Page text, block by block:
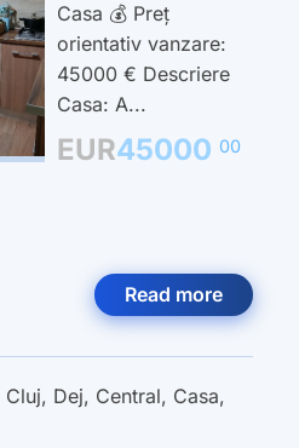
Casa 💰 Preț
orientativ vanzare:
45000 € Descriere
Casa: A...
EUR45000 00
Read more
Cluj, Dej, Central, Casa,